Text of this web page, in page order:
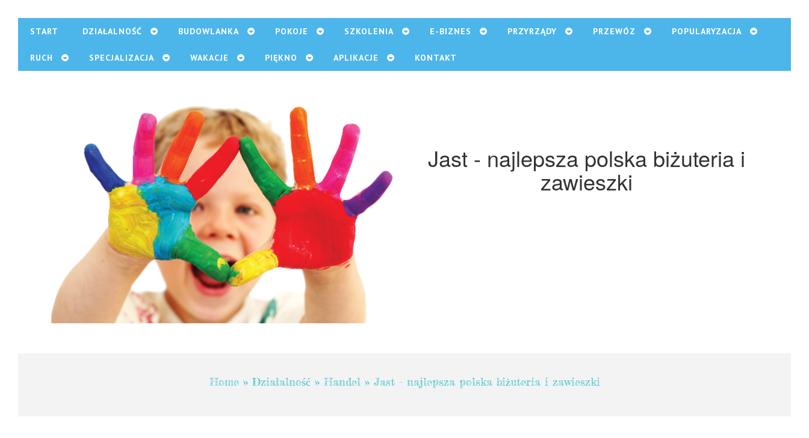
START DZIAŁALNOŚĆ BUDOWLANKA POKOJE SZKOLENIA E-BIZNES PRZYRZĄDY PRZEWÓZ POPULARYZACJA
RUCH SPECJALIZACJA WAKACJE PIĘKNO APLIKACJE KONTAKT
Jast - najlepsza polska biżuteria i
zawieszki
Home»Działalność» Handel » Jast - najlepsza polska biżuteria i zawieszki